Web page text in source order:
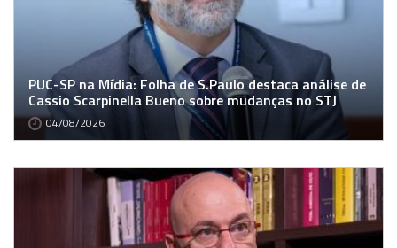
PUC-SP na Mídia: Folha de S.Paulo destaca análise de
Cassio Scarpinella Bueno sobre mudanças no STJ
04/08/2026